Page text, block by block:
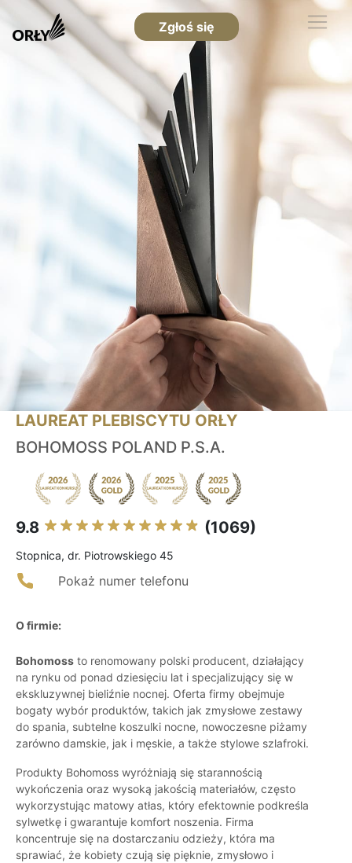
Zgłoś się
LAUREAT PLEBISCYTU ORŁY
BOHOMOSS POLAND P.S.A.
9.8 (1069)
Stopnica, dr. Piotrowskiego 45
Pokaż numer telefonu
O firmie:
Bohomoss to renomowany polski producent, działający
na rynku od ponad dziesięciu lat i specjalizujący się w
ekskluzywnej bieliźnie nocnej. Oferta firmy obejmuje
bogaty wybór produktów, takich jak zmysłowe zestawy
do spania, subtelne koszulki nocne, nowoczesne piżamy
zarówno damskie, jak i męskie, a także stylowe szlafroki.
Produkty Bohomoss wyróżniają się starannością
wykończenia oraz wysoką jakością materiałów, często
wykorzystując matowy atłas, który efektownie podkreśla
sylwetkę i gwarantuje komfort noszenia. Firma
koncentruje się na dostarczaniu odzieży, która ma
sprawiać, że kobiety czują się pięknie, zmysłowo i